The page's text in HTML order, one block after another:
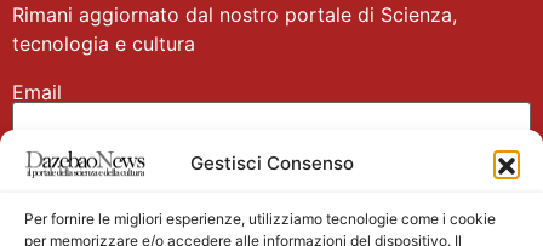
Gestisci Consenso
Per fornire le migliori esperienze, utilizziamo tecnologie come i cookie
per memorizzare e/o accedere alle informazioni del dispositivo. Il
Rimani aggiornato dal nostro portale di Scienza,
tecnologia e cultura
Email
Nome